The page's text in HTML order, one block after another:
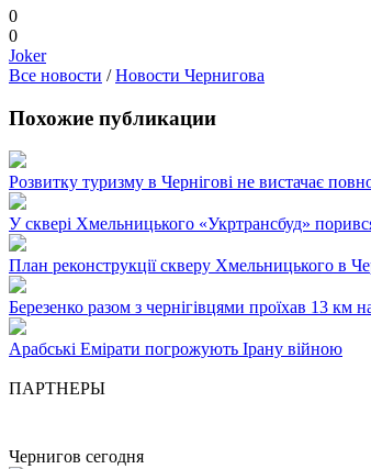
0
0
Joker
Все новости /Новости Чернигова
Похожие публикации
Розвитку туризму в Чернігові не вистачає
У сквері Хмельницького «Укртрансбуд»
План реконструкції скверу Хмельницького в
Березенко разом з чернігівцями проїхав 13 км
Арабські Емірати погрожують Ірану війною
ПАРТНЕРЫ
Чернигов сегодня